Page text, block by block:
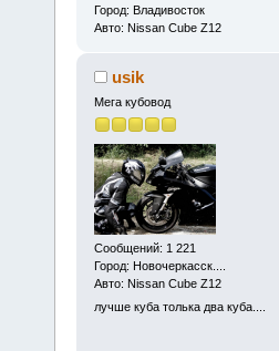
Город: Владивосток
Авто: Nissan Cube Z12
usik
Мега кубовод
Сообщений: 1 221
Город: Новочеркасск....
Авто: Nissan Cube Z12
лучше куба толька два куба....